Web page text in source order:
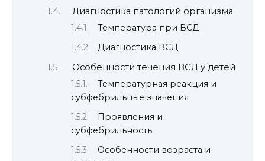
Диагностика патологий организма
Температура при ВСД
Диагностика ВСД
Особенности течения ВСД у детей
Температурная реакция и
субфебрильные значения
Проявления и
субфебрильность
Особенности возраста и